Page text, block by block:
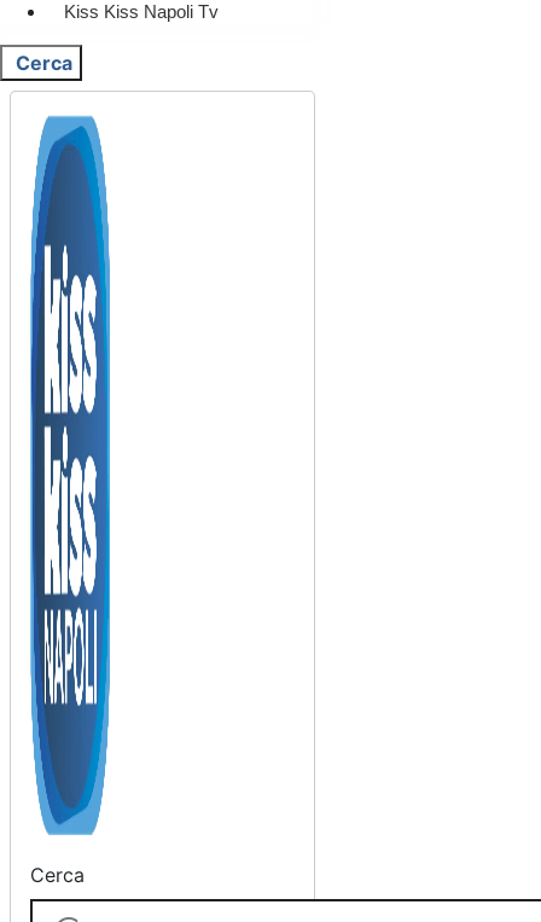
Kiss Kiss Napoli Tv
Cerca
Cerca